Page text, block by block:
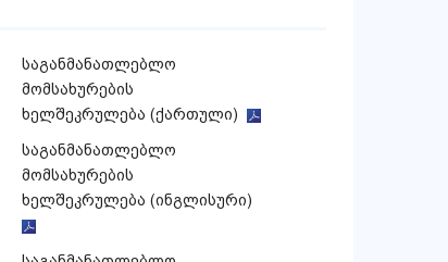
საგანმანათლებლო
მომსახურების
ხელშეკრულება (ქართული)
საგანმანათლებლო
მომსახურების
ხელშეკრულება (ინგლისური)